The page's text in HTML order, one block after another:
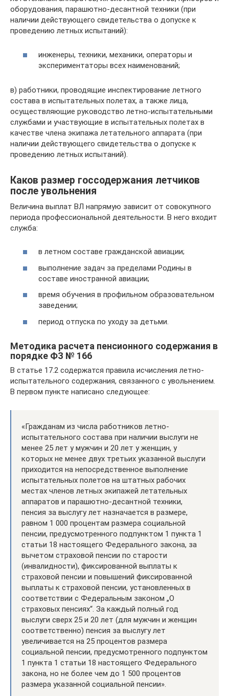
оборудования, парашютно-десантной техники (при
наличии действующего свидетельства о допуске к
проведению летных испытаний):
инженеры, техники, механики, операторы и
экспериментаторы всех наименований;
в) работники, проводящие инспектирование летного
состава в испытательных полетах, а также лица,
осуществляющие руководство летно-испытательными
службами и участвующие в испытательных полетах в
качестве члена экипажа летательного аппарата (при
наличии действующего свидетельства о допуске к
проведению летных испытаний).
Каков размер госсодержания летчиков
после увольнения
Величина выплат ВЛ напрямую зависит от совокупного
периода профессиональной деятельности. В него входит
служба:
в летном составе гражданской авиации;
выполнение задач за пределами Родины в
составе иностранной авиации;
время обучения в профильном образовательном
заведении;
период отпуска по уходу за детьми.
Методика расчета пенсионного содержания в
порядке ФЗ № 166
В статье 17.2 содержатся правила исчисления летно-
испытательного содержания, связанного с увольнением.
В первом пункте написано следующее:
«Гражданам из числа работников летно-
испытательного состава при наличии выслуги не
менее 25 лет у мужчин и 20 лет у женщин, у
которых не менее двух третьих указанной выслуги
приходится на непосредственное выполнение
испытательных полетов на штатных рабочих
местах членов летных экипажей летательных
аппаратов и парашютно-десантной техники,
пенсия за выслугу лет назначается в размере,
равном 1 000 процентам размера социальной
пенсии, предусмотренного подпунктом 1 пункта 1
статьи 18 настоящего Федерального закона, за
вычетом страховой пенсии по старости
(инвалидности), фиксированной выплаты к
страховой пенсии и повышений фиксированной
выплаты к страховой пенсии, установленных в
соответствии с Федеральным законом „О
страховых пенсиях“. За каждый полный год
выслуги сверх 25 и 20 лет (для мужчин и женщин
соответственно) пенсия за выслугу лет
увеличивается на 25 процентов размера
социальной пенсии, предусмотренного подпунктом
1 пункта 1 статьи 18 настоящего Федерального
закона, но не более чем до 1 500 процентов
размера указанной социальной пенсии».